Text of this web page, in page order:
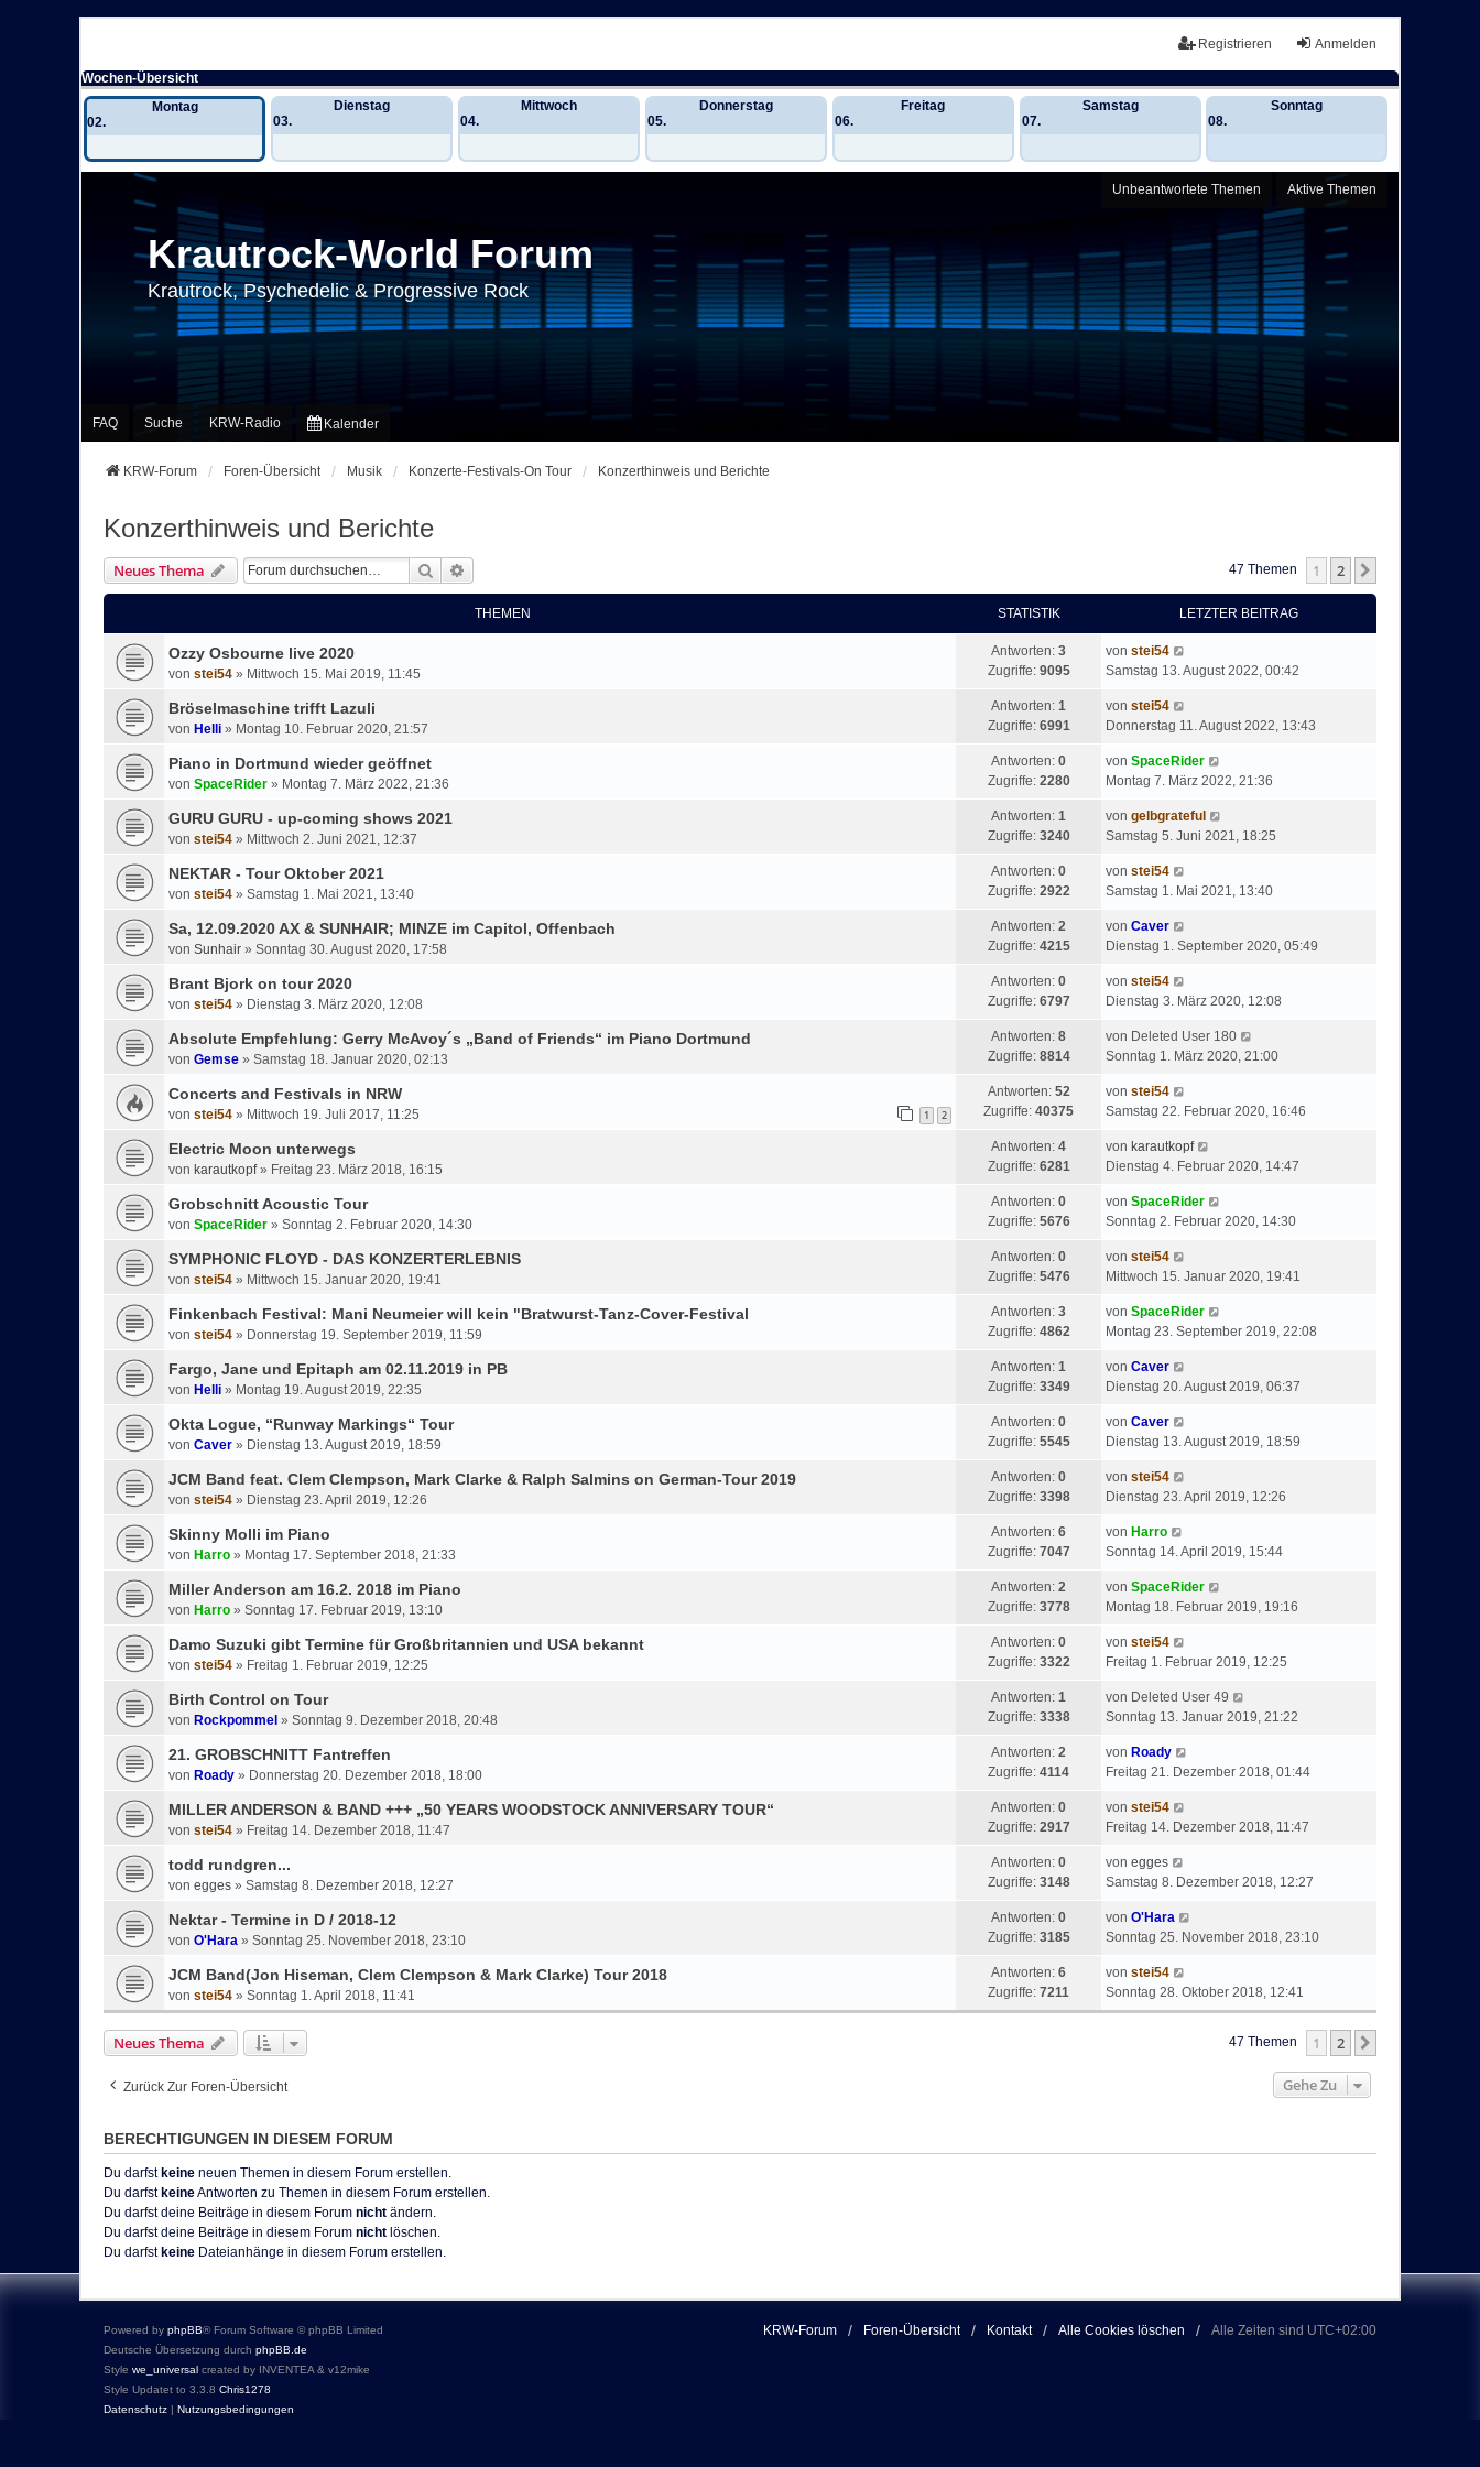
Anmelden
Registrieren
Wochen-Übersicht
Montag
02.
Dienstag
03.
Mittwoch
04.
Donnerstag
05.
Freitag
06.
Samstag
07.
Sonntag
08.
Unbeantwortete Themen Aktive Themen
Krautrock-World Forum
Krautrock, Psychedelic & Progressive Rock
FAQ Suche KRW-Radio Kalender
KRW-Forum Foren-Übersicht Musik Konzerte-Festivals-On Tour Konzerthinweis und Berichte
Konzerthinweis und Berichte
Neues Thema Suche 47 Themen 1 2
THEMEN STATISTIK LETZTER BEITRAG
Ozzy Osbourne live 2020
von stei54 » Mittwoch 15. Mai 2019, 11:45
Antworten: 3
Zugriffe: 9095
von stei54
Samstag 13. August 2022, 00:42
Bröselmaschine trifft Lazuli
von Helli » Montag 10. Februar 2020, 21:57
Antworten: 1
Zugriffe: 6991
von stei54
Donnerstag 11. August 2022, 13:43
Piano in Dortmund wieder geöffnet
von SpaceRider » Montag 7. März 2022, 21:36
Antworten: 0
Zugriffe: 2280
von SpaceRider
Montag 7. März 2022, 21:36
GURU GURU - up-coming shows 2021
von stei54 » Mittwoch 2. Juni 2021, 12:37
Antworten: 1
Zugriffe: 3240
von gelbgrateful
Samstag 5. Juni 2021, 18:25
NEKTAR - Tour Oktober 2021
von stei54 » Samstag 1. Mai 2021, 13:40
Antworten: 0
Zugriffe: 2922
von stei54
Samstag 1. Mai 2021, 13:40
Sa, 12.09.2020 AX & SUNHAIR; MINZE im Capitol, Offenbach
von Sunhair » Sonntag 30. August 2020, 17:58
Antworten: 2
Zugriffe: 4215
von Caver
Dienstag 1. September 2020, 05:49
Brant Bjork on tour 2020
von stei54 » Dienstag 3. März 2020, 12:08
Antworten: 0
Zugriffe: 6797
von stei54
Dienstag 3. März 2020, 12:08
Absolute Empfehlung: Gerry McAvoy´s „Band of Friends“ im Piano Dortmund
von Gemse » Samstag 18. Januar 2020, 02:13
Antworten: 8
Zugriffe: 8814
von Deleted User 180
Sonntag 1. März 2020, 21:00
Concerts and Festivals in NRW
von stei54 » Mittwoch 19. Juli 2017, 11:25 1 2
Antworten: 52
Zugriffe: 40375
von stei54
Samstag 22. Februar 2020, 16:46
Electric Moon unterwegs
von karautkopf» Freitag 23. März 2018, 16:15
Antworten: 4
Zugriffe: 6281
von karautkopf
Dienstag 4. Februar 2020, 14:47
Grobschnitt Acoustic Tour
von SpaceRider » Sonntag 2. Februar 2020, 14:30
Antworten: 0
Zugriffe: 5676
von SpaceRider
Sonntag 2. Februar 2020, 14:30
SYMPHONIC FLOYD - DAS KONZERTERLEBNIS
von stei54 » Mittwoch 15. Januar 2020, 19:41
Antworten: 0
Zugriffe: 5476
von stei54
Mittwoch 15. Januar 2020, 19:41
Finkenbach Festival: Mani Neumeier will kein "Bratwurst-Tanz-Cover-Festival
von stei54 » Donnerstag 19. September 2019, 11:59
Antworten: 3
Zugriffe: 4862
von SpaceRider
Montag 23. September 2019, 22:08
Fargo, Jane und Epitaph am 02.11.2019 in PB
von Helli » Montag 19. August 2019, 22:35
Antworten: 1
Zugriffe: 3349
von Caver
Dienstag 20. August 2019, 06:37
Okta Logue, “Runway Markings“ Tour
von Caver » Dienstag 13. August 2019, 18:59
Antworten: 0
Zugriffe: 5545
von Caver
Dienstag 13. August 2019, 18:59
JCM Band feat. Clem Clempson, Mark Clarke & Ralph Salmins on German-Tour 2019
von stei54 » Dienstag 23. April 2019, 12:26
Antworten: 0
Zugriffe: 3398
von stei54
Dienstag 23. April 2019, 12:26
Skinny Molli im Piano
von Harro » Montag 17. September 2018, 21:33
Antworten: 6
Zugriffe: 7047
von Harro
Sonntag 14. April 2019, 15:44
Miller Anderson am 16.2. 2018 im Piano
von Harro » Sonntag 17. Februar 2019, 13:10
Antworten: 2
Zugriffe: 3778
von SpaceRider
Montag 18. Februar 2019, 19:16
Damo Suzuki gibt Termine für Großbritannien und USA bekannt
von stei54 » Freitag 1. Februar 2019, 12:25
Antworten: 0
Zugriffe: 3322
von stei54
Freitag 1. Februar 2019, 12:25
Birth Control on Tour
von Rockpommel » Sonntag 9. Dezember 2018, 20:48
Antworten: 1
Zugriffe: 3338
von Deleted User 49
Sonntag 13. Januar 2019, 21:22
21. GROBSCHNITT Fantreffen
von Roady » Donnerstag 20. Dezember 2018, 18:00
Antworten: 2
Zugriffe: 4114
von Roady
Freitag 21. Dezember 2018, 01:44
MILLER ANDERSON & BAND +++ „50 YEARS WOODSTOCK ANNIVERSARY TOUR“
von stei54 » Freitag 14. Dezember 2018, 11:47
Antworten: 0
Zugriffe: 2917
von stei54
Freitag 14. Dezember 2018, 11:47
todd rundgren...
von egges » Samstag 8. Dezember 2018, 12:27
Antworten: 0
Zugriffe: 3148
von egges
Samstag 8. Dezember 2018, 12:27
Nektar - Termine in D / 2018-12
von O'Hara » Sonntag 25. November 2018, 23:10
Antworten: 0
Zugriffe: 3185
von O'Hara
Sonntag 25. November 2018, 23:10
JCM Band(Jon Hiseman, Clem Clempson & Mark Clarke) Tour 2018
von stei54 » Sonntag 1. April 2018, 11:41
Antworten: 6
Zugriffe: 7211
von stei54
Sonntag 28. Oktober 2018, 12:41
Neues Thema 47 Themen 1 2
Zurück Zur Foren-Übersicht Gehe Zu
BERECHTIGUNGEN IN DIESEM FORUM
Du darfst keine neuen Themen in diesem Forum erstellen.
Du darfst keineAntworten zu Themen in diesem Forum erstellen.
Du darfst deine Beiträge in diesem Forum nicht ändern.
Du darfst deine Beiträge in diesem Forum nicht löschen.
Du darfst keine Dateianhänge in diesem Forum erstellen.
KRW-Forum Foren-Übersicht Kontakt Alle Cookies löschen Alle Zeiten sind UTC+02:00
Powered by phpBB® Forum Software © phpBB Limited
Deutsche Übersetzung durch phpBB.de
Style we_universal created by INVENTEA & v12mike
Style Updatet to 3.3.8 Chris1278
Datenschutz | Nutzungsbedingungen